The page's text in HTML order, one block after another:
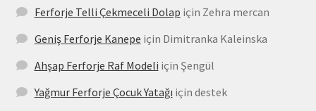
Ferforje Telli Çekmeceli Dolap için Zehra mercan
Geniş Ferforje Kanepe için Dimitranka Kaleinska
Ahşap Ferforje Raf Modeli için Şengül
Yağmur Ferforje Çocuk Yatağı için destek